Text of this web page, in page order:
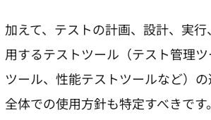
加えて、テストの計画、設計、実
用するテストツール（テスト管理
ツール、性能テストツールなど）
全体での使用方針も特定すべきです。